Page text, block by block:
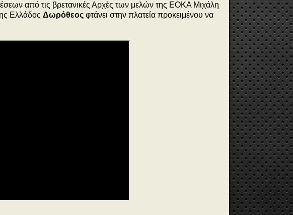
από τις βρετανικές Αρχές των μελών της ΕΟΚΑ Μιχάλη
Ελλάδος Δωρόθεος φτάνει στην πλατεία προκειμένου να